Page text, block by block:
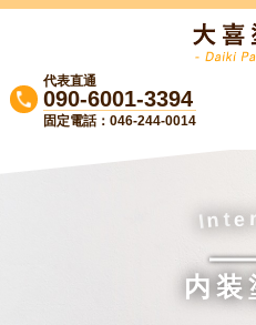
代表直通
090-6001-3394
固定電話：046-244-0014
大喜塗装について
業務内容
よくある質問
Inte r
内装